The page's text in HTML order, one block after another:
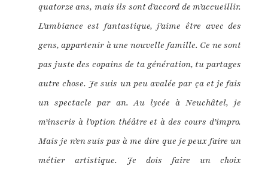
quatorze ans, mais ils sont d’accord de m’accueillir.
L’ambiance est fantastique, j’aime être avec des
gens, appartenir à une nouvelle famille. Ce ne sont
pas juste des copains de ta génération, tu partages
autre chose. Je suis un peu avalée par ça et je fais
un spectacle par an. Au lycée à Neuchâtel, je
m’inscris à l’option théâtre et à des cours d’impro.
Mais je n’en suis pas à me dire que je peux faire un
métier artistique. Je dois faire un choix